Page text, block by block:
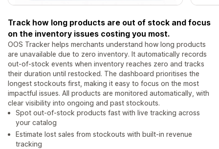
Track how long products are out of stock and focus
on the inventory issues costing you most.
OOS Tracker helps merchants understand how long products
are unavailable due to zero inventory. It automatically records
out-of-stock events when inventory reaches zero and tracks
their duration until restocked. The dashboard prioritises the
longest stockouts first, making it easy to focus on the most
impactful issues. All products are monitored automatically, with
clear visibility into ongoing and past stockouts.
Spot out-of-stock products fast with live tracking across
your catalog
Estimate lost sales from stockouts with built-in revenue
tracking